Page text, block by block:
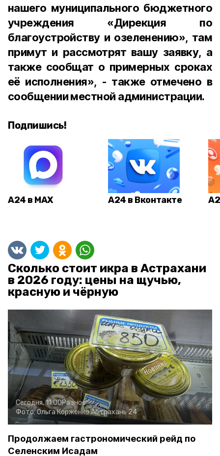
нашего муниципального бюджетного
учреждения «Дирекция по
благоустройству и озеленению», там
примут и рассмотрят вашу заявку, а
также сообщат о примерных сроках
её исполнения», - также отмечено в
сообщении местной администрации.
Подпишись!
А24 в MAX А24 в Вконтакте
Сколько стоит икра в Астрахани
в 2026 году: цены на щучью,
красную и чёрную
Сегодня, 11:00Разное
Фото:Ольга КорженкоАстрахань 24
Продолжаем гастрономический рейд по
Селенским Исадам